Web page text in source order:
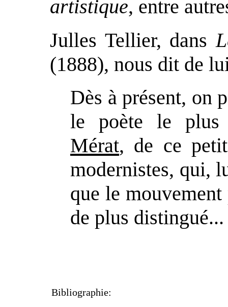
artistique, entre
Julles Tellier, dans
(1888), nous dit de
Dès à présent, on
le poète le plus
Mérat, de ce
modernistes, qui,
que le mouvement
de plus distingué...
Bibliographie: